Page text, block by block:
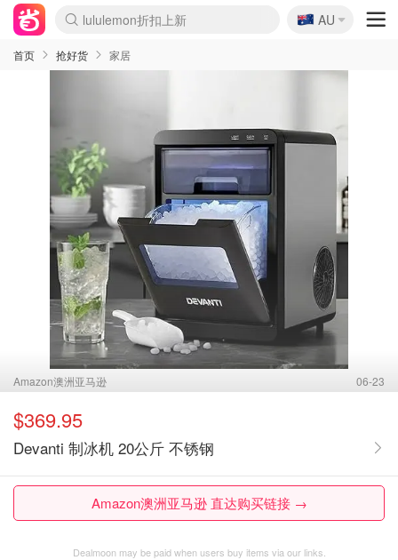
lululemon折扣上新
SSENSE年中3折
FreshBeauty好价汇总
Cettire降价+叠9折
WWS Coles超市实拍
viagogo二手票捡漏
Myer超级周末1折
The Outnet奢牌1折起
David Jones 3折起
Flannels大牌1折
Perfumes Club护肤1折
AMIRO返校季6.2折
Amazon折扣汇总
eToro入金$200送$50
Amazon数码好物
ICONIC本周7.5折
ThedoubleF高奢地板价
Moose Knuckles 6折
丝芙兰5折起
EUFY官网3.7折起
Selenichast首饰2折
Trip机票酒店促销
YSL送5件彩妆礼
Amazon家居好物
David Jones时尚3折
Amazon美妆护肤
雅漾大喷$8
过敏原检测盒$33
伊索独家赠50ml沐浴露
科颜氏清仓3折
SEALIFE海洋馆门票6折
丝塔芙大白罐$16
订阅Newsletter送香薰
Cult Beauty 6.8折
Harrods圣诞日历2.3折
LN-CC奢牌私促3折
d'Alba空姐喷雾$16
EVE LOM套装逆天2折
Bernardelli独家4折
Adore Beauty 6折起
CT圣诞日历
Mytheresa奢品2.7折
Luxury Escapes 9折
Currentbody美容仪9折
MOON Garden Live
ALLSAINTS美衣3折
Roborock扫地机3.7折
Tingo Life水杯$24
Valentino官网5折
CR洗发护发6.3折
修丽可套装7.4折
Myer彩妆2件7折
GANNI官网4.5折
Stylevana韩妆4折
Tessabit高奢8.5折
OGX洗护4折
Amazon阿德莱德次日达
卡诗8.5折+赠礼
Philips Hue灯具8折
🇦🇺
AU
首页 抢好货 家居
Amazon澳洲亚马逊 06-23
$369.95
Devanti 制冰机 20公斤 不锈钢
Amazon澳洲亚马逊 直达购买链接 →
Dealmoon may be paid when users buy items via our links.